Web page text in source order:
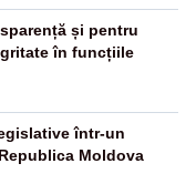
și pentru
în funcțiile
într-un
Moldova